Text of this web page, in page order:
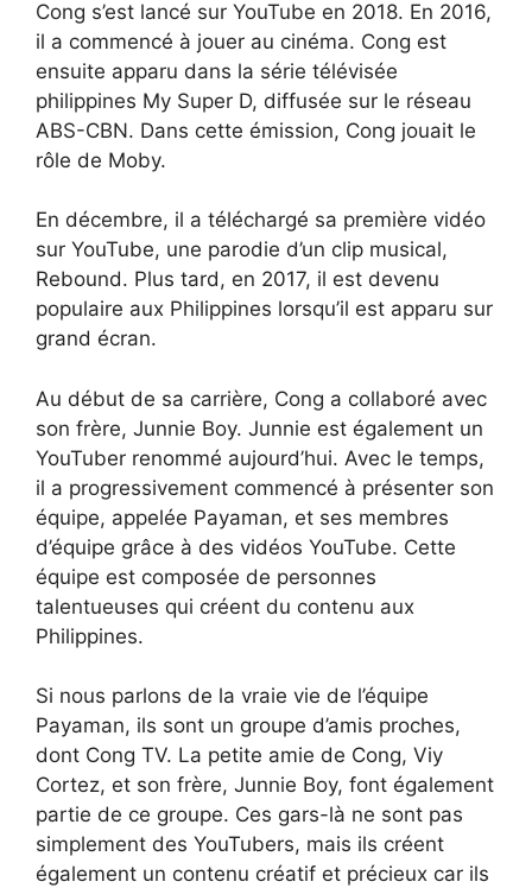
Cong s’est lancé sur YouTube en 2018. En 2016,
il a commencé à jouer au cinéma. Cong est
ensuite apparu dans la série télévisée
philippines My Super D, diffusée sur le réseau
ABS-CBN. Dans cette émission, Cong jouait le
rôle de Moby.
En décembre, il a téléchargé sa première vidéo
sur YouTube, une parodie d’un clip musical,
Rebound. Plus tard, en 2017, il est devenu
populaire aux Philippines lorsqu’il est apparu sur
grand écran.
Au début de sa carrière, Cong a collaboré avec
son frère, Junnie Boy. Junnie est également un
YouTuber renommé aujourd’hui. Avec le temps,
il a progressivement commencé à présenter son
équipe, appelée Payaman, et ses membres
d’équipe grâce à des vidéos YouTube. Cette
équipe est composée de personnes
talentueuses qui créent du contenu aux
Philippines.
Si nous parlons de la vraie vie de l’équipe
Payaman, ils sont un groupe d’amis proches,
dont Cong TV. La petite amie de Cong, Viy
Cortez, et son frère, Junnie Boy, font également
partie de ce groupe. Ces gars-là ne sont pas
simplement des YouTubers, mais ils créent
également un contenu créatif et précieux car ils